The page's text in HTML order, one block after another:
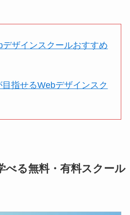
ザインスクールおすすめ
指せるWebデザインスク
べる無料・有料スクール